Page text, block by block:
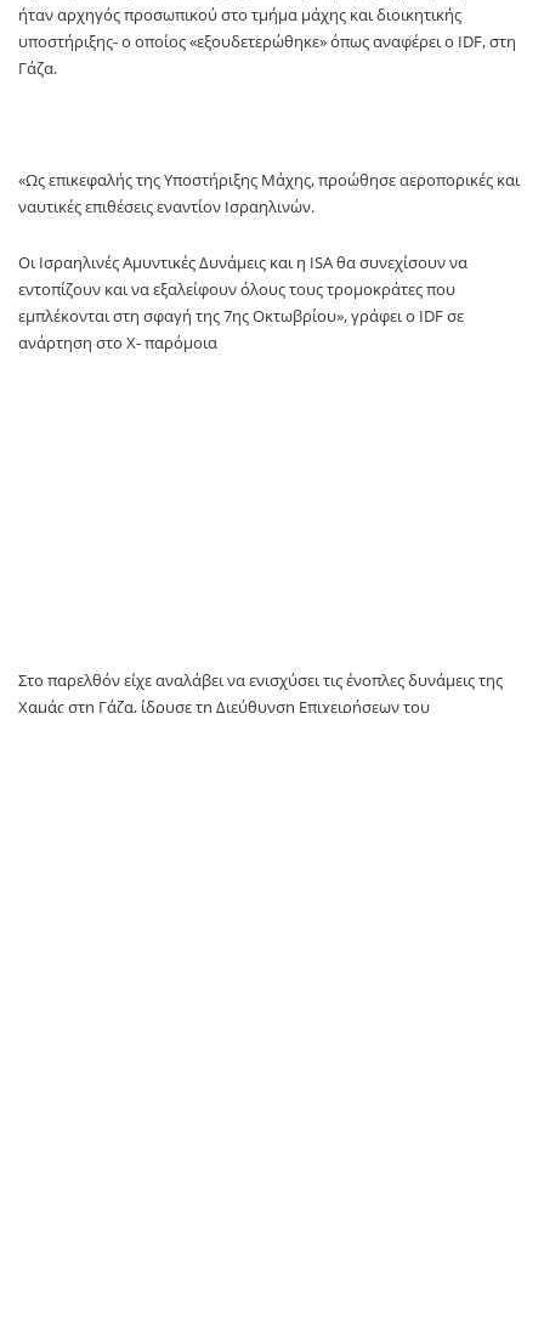
ήταν αρχηγός προσωπικού στο τμήμα μάχης και διοικητικής
υποστήριξης- ο οποίος «εξουδετερώθηκε» όπως αναφέρει ο IDF, στη
Γάζα.
«Ως επικεφαλής της Υποστήριξης Μάχης, προώθησε αεροπορικές και
ναυτικές επιθέσεις εναντίον Ισραηλινών.
Οι Ισραηλινές Αμυντικές Δυνάμεις και η ISA θα συνεχίσουν να
εντοπίζουν και να εξαλείφουν όλους τους τρομοκράτες που
εμπλέκονται στη σφαγή της 7ης Οκτωβρίου», γράφει ο IDF σε
ανάρτηση στο X- παρόμοια
Στο παρελθόν είχε αναλάβει να ενισχύσει τις ένοπλες δυνάμεις της
Χαμάς στη Γάζα, ίδρυσε τη Διεύθυνση Επιχειρήσεων του